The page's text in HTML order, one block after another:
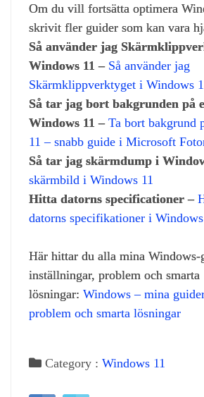
Om du vill fortsätta optimera
skrivit fler guider som kan vara
Så använder jag
Windows 11 – Så använder jag
Skärmklippverktyget i Windows
Så tar jag bort bakgrunden på
Windows 11 – Ta bort bakgrund
11 – snabb guide i Microsoft
Så tar jag skärmdump i
skärmbild i Windows 11
Hitta datorns specificationer –
datorns specifikationer i Windows
Här hittar du alla mina
inställningar, problem och smarta
lösningar: Windows – mina
problem och smarta lösningar
Category : Windows 11